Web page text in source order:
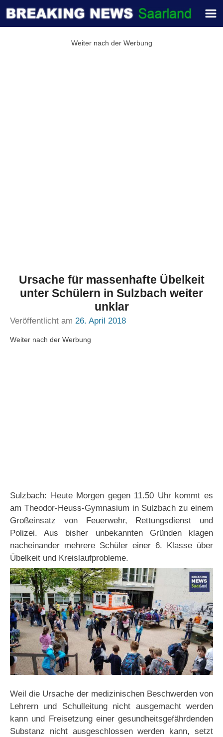
Weiter nach der Werbung
Ursache für massenhafte Übelkeit
unter Schülern in Sulzbach weiter
unklar
Veröffentlicht am 26. April 2018
Weiter nach der Werbung
Sulzbach: Heute Morgen gegen 11.50 Uhr kommt es
am Theodor-Heuss-Gymnasium in Sulzbach zu einem
Großeinsatz von Feuerwehr, Rettungsdienst und
Polizei. Aus bisher unbekannten Gründen klagen
nacheinander mehrere Schüler einer 6. Klasse über
Übelkeit und Kreislaufprobleme.
Weil die Ursache der medizinischen Beschwerden von
Lehrern und Schulleitung nicht ausgemacht werden
kann und Freisetzung einer gesundheitsgefährdenden
Substanz nicht ausgeschlossen werden kann, setzt